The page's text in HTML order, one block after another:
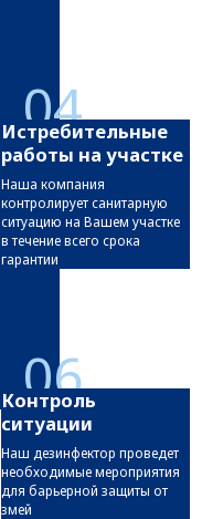
04
Истребительные
работы на участке
Наша компания
контролирует санитарную
ситуацию на Вашем участке
в течение всего срока
гарантии
06
Контроль
ситуации
Наш дезинфектор проведет
необходимые мероприятия
для барьерной защиты от
змей